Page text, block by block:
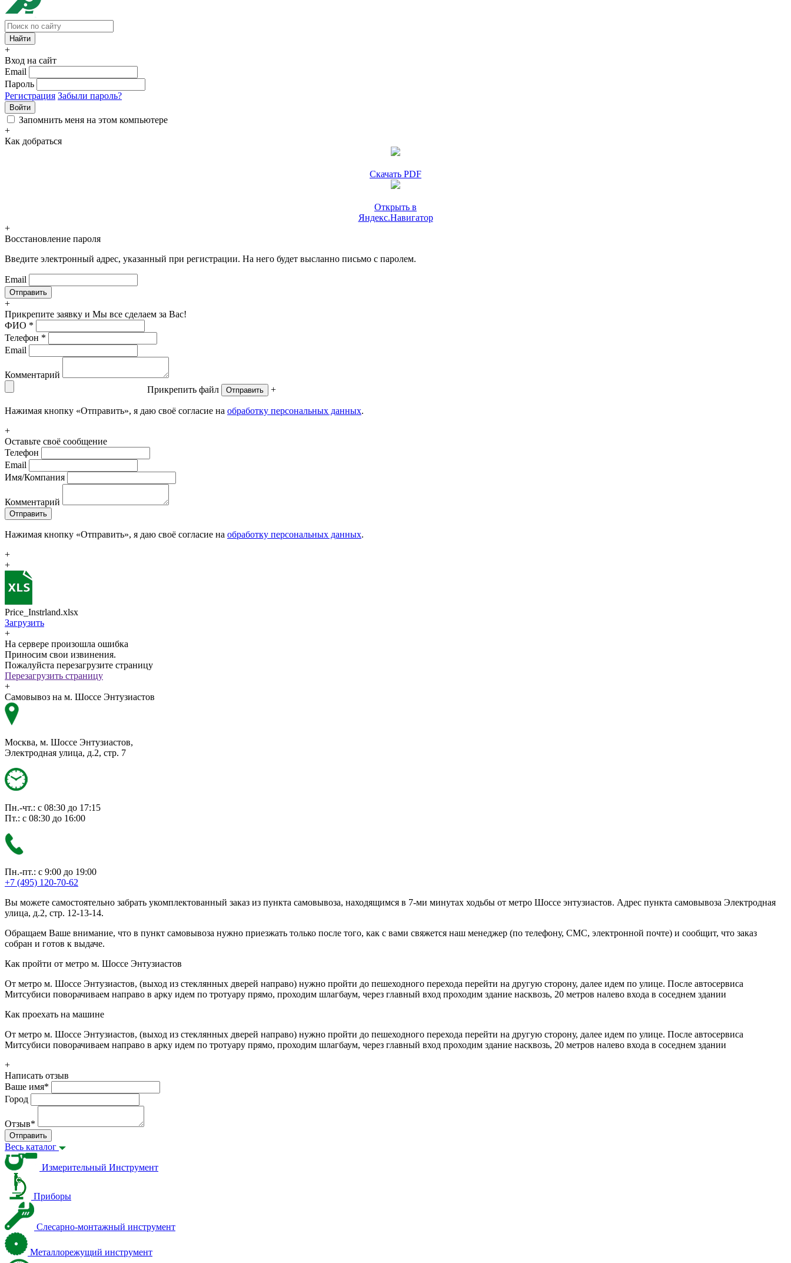
+
Вход на сайт
Email
Пароль
Регистрация Забыли пароль?
Войти
Запомнить меня на этом компьютере
+
Как добраться
Скачать PDF
Открыть в
Яндекс.Навигатор
+
Восстановление пароля
Введите электронный адрес, указанный при регистрации. На него будет высланно письмо с паролем.
Email
+
Прикрепите заявку и Мы все сделаем за Вас!
ФИО *
Телефон *
Email
Комментарий
Прикрепить файл
Отправить +
Нажимая кнопку «Отправить», я даю своё согласие на обработку персональных данных.
+
Оставьте своё сообщение
Телефон
Email
Имя/Компания
Комментарий
Отправить
Нажимая кнопку «Отправить», я даю своё согласие на обработку персональных данных.
+
+
Price_Instrland.xlsx
Загрузить
+
На сервере произошла ошибка
Приносим свои извинения.
Пожалуйста перезагрузите страницу
Перезагрузить страницу
+
Самовывоз на м. Шоссе Энтузиастов
Москва, м. Шоссе Энтузиастов,
Электродная улица, д.2, стр. 7
Пн.-чт.: с 08:30 до 17:15
Пт.: с 08:30 до 16:00
Пн.-пт.: с 9:00 до 19:00
+7 (495) 120-70-62
Вы можете самостоятельно забрать укомплектованный заказ из пункта самовывоза, находящимся в 7-ми минутах ходьбы от метро Шоссе энтузиастов. Адрес пункта самовывоза Электродная
улица, д.2, стр. 12-13-14.
Обращаем Ваше внимание, что в пункт самовывоза нужно приезжать только после того, как с вами свяжется наш менеджер (по телефону, СМС, электронной почте) и сообщит, что заказ
собран и готов к выдаче.
Как пройти от метро м. Шоссе Энтузиастов
От метро м. Шоссе Энтузиастов, (выход из стеклянных дверей направо) нужно пройти до пешеходного перехода перейти на другую сторону, далее идем по улице. После автосервиса
Митсубиси поворачиваем направо в арку идем по тротуару прямо, проходим шлагбаум, через главный вход проходим здание насквозь, 20 метров налево входа в соседнем здании
Как проехать на машине
От метро м. Шоссе Энтузиастов, (выход из стеклянных дверей направо) нужно пройти до пешеходного перехода перейти на другую сторону, далее идем по улице. После автосервиса
Митсубиси поворачиваем направо в арку идем по тротуару прямо, проходим шлагбаум, через главный вход проходим здание насквозь, 20 метров налево входа в соседнем здании
+
Написать отзыв
Ваше имя*
Город
Отзыв*
Отправить
Весь каталог
Измерительный Инструмент
Приборы
Слесарно-монтажный инструмент
Металлорежущий инструмент